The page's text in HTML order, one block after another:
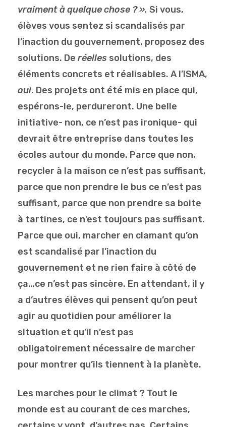
vraiment à quelque chose ? ». Si vous,
élèves vous sentez si scandalisés par
l’inaction du gouvernement, proposez des
solutions. De réelles solutions, des
éléments concrets et réalisables. A l’ISMA,
oui. Des projets ont été mis en place qui,
espérons-le, perdureront. Une belle
initiative- non, ce n’est pas ironique- qui
devrait être entreprise dans toutes les
écoles autour du monde. Parce que non,
recycler à la maison ce n’est pas suffisant,
parce que non prendre le bus ce n’est pas
suffisant, parce que non prendre sa boite
à tartines, ce n’est toujours pas suffisant.
Parce que oui, marcher en clamant qu’on
est scandalisé par l’inaction du
gouvernement et ne rien faire à côté de
ça…ce n’est pas sincère. En attendant, il y
a d’autres élèves qui pensent qu’on peut
agir au quotidien pour améliorer la
situation et qu’il n’est pas
obligatoirement nécessaire de marcher
pour montrer qu’ils tiennent à la planète.
Les marches pour le climat ? Tout le
monde est au courant de ces marches,